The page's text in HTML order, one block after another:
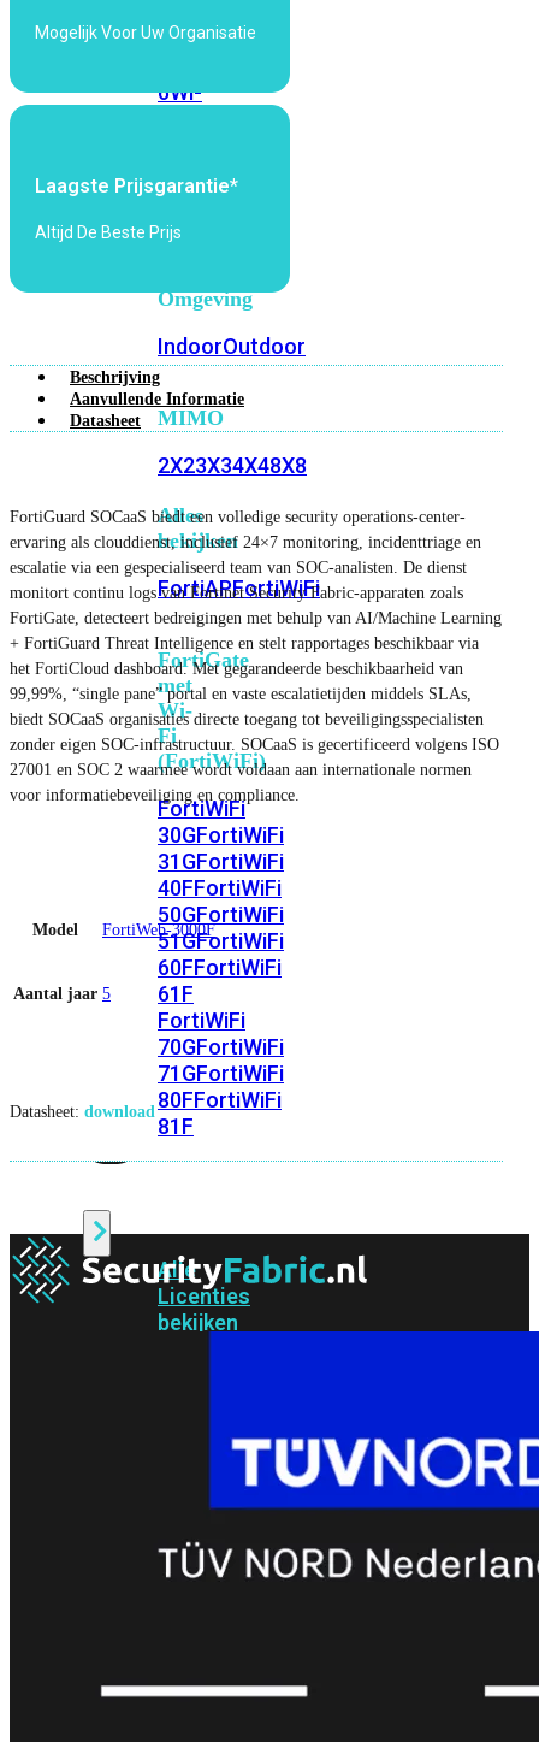
5Wi-
6Wi-
7
Wi-
Omgeving
IndoorOutdoor
MIMO
2X23X34X48X8
Alles
bekijken
FortiAPFortiWiFi
FortiGate
met
Wi-
Fi
(FortiWiFi)
FortiWiFi
30GFortiWiFi
31GFortiWiFi
40FFortiWiFi
50GFortiWiFi
51GFortiWiFi
60FFortiWiFi
61F
FortiWiFi
70GFortiWiFi
71GFortiWiFi
80FFortiWiFi
81F
Alle
Licenties
bekijken
FortiCare
FortiCare
FortiCare
Upgrades
FortiCare
Mogelijk Voor Uw Organisatie
Laagste Prijsgarantie*
Altijd De Beste Prijs
Beschrijving
Aanvullende Informatie
Datasheet
FortiGuard SOCaaS biedt een volledige security operations-center-
ervaring als clouddienst, inclusief 24×7 monitoring, incidenttriage en
escalatie via een gespecialiseerd team van SOC-analisten. De dienst
monitort continu logs van Fortinet Security Fabric-apparaten zoals
FortiGate, detecteert bedreigingen met behulp van AI/Machine Learning
+ FortiGuard Threat Intelligence en stelt rapportages beschikbaar via
het FortiCloud dashboard. Met gegarandeerde beschikbaarheid van
99,99%, “single pane” portal en vaste escalatietijden middels SLAs,
biedt SOCaaS organisaties directe toegang tot beveiligingsspecialisten
zonder eigen SOC-infrastructuur. SOCaaS is gecertificeerd volgens ISO
27001 en SOC 2 waarmee wordt voldaan aan internationale normen
voor informatiebeveiliging en compliance.
Model FortiWeb-3000F
Aantal jaar 5
Datasheet: download